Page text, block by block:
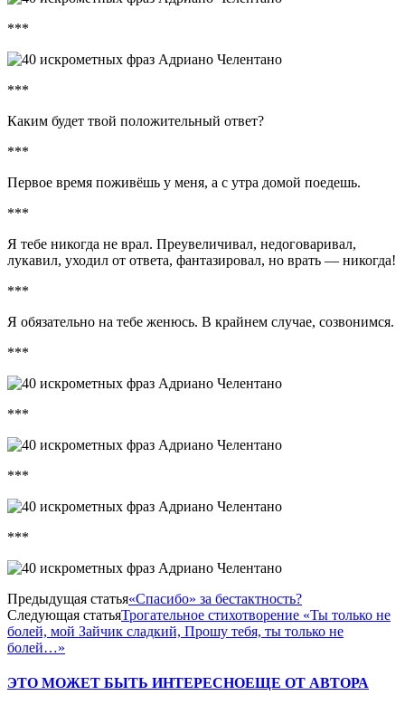
***
***
Каким будет твой положительный ответ?
***
Первое время поживёшь у меня, а с утра домой поедешь.
***
Я тебе никогда не врал. Преувеличивал, недоговаривал,
лукавил, уходил от ответа, фантазировал, но врать — никогда!
***
Я обязательно на тебе женюсь. В крайнем случае, созвонимся.
***
***
***
***
Предыдущая статья«Спасибо» за бестактность?
Следующая статьяТрогательное стихотворение «Ты только не
болей, мой Зайчик сладкий, Прошу тебя, ты только не
болей…»
ЭТО МОЖЕТ БЫТЬ ИНТЕРЕСНОЕЩЕ ОТ АВТОРА